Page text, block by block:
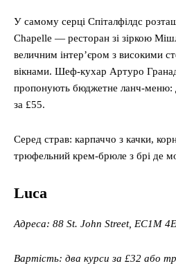
У самому серці Спіталфілдс
Chapelle — ресторан зі зіркою
величним інтер’єром з високими
вікнами. Шеф-кухар Артуро
пропонують бюджетне ланч-меню:
за £55.
Серед страв: карпаччо з качки,
трюфельний крем-брюле з брі де
Luca
Адреса: 88 St. John Street, EC1M
Вартість: два курси за £32 або